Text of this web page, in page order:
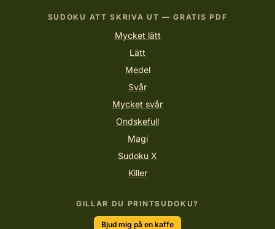
SUDOKU ATT SKRIVA UT — GRATIS PDF
Mycket lätt
Lätt
Medel
Svår
Mycket svår
Ondskefull
Magi
Sudoku X
Killer
GILLAR DU PRINTSUDOKU?
Bjud mig på en kaffe